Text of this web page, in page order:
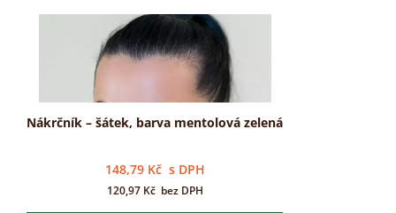
Nákrčník – šátek, barva mentolová zelená
148,79 Kč s DPH
120,97 Kč bez DPH